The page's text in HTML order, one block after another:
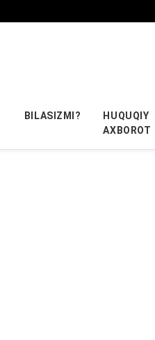
BILASIZMI?
HUQUQIY
AXBOROT